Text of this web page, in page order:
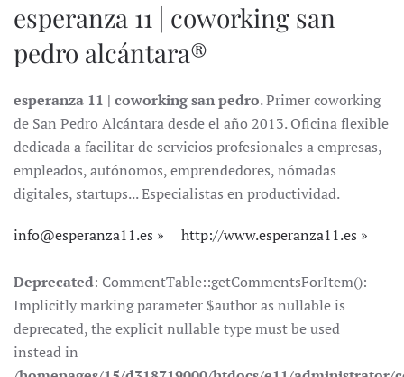
esperanza 11 | coworking san
pedro alcántara®
esperanza 11 | coworking san pedro. Primer coworking
de San Pedro Alcántara desde el año 2013. Oficina flexible
dedicada a facilitar de servicios profesionales a empresas,
empleados, autónomos, emprendedores, nómadas
digitales, startups... Especialistas en productividad.
info@esperanza11.es http://www.esperanza11.es
Deprecated: CommentTable::getCommentsForItem():
Implicitly marking parameter $author as nullable is
deprecated, the explicit nullable type must be used
instead in